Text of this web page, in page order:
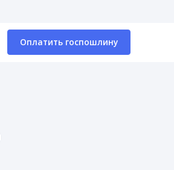
Оплатить госпошлину